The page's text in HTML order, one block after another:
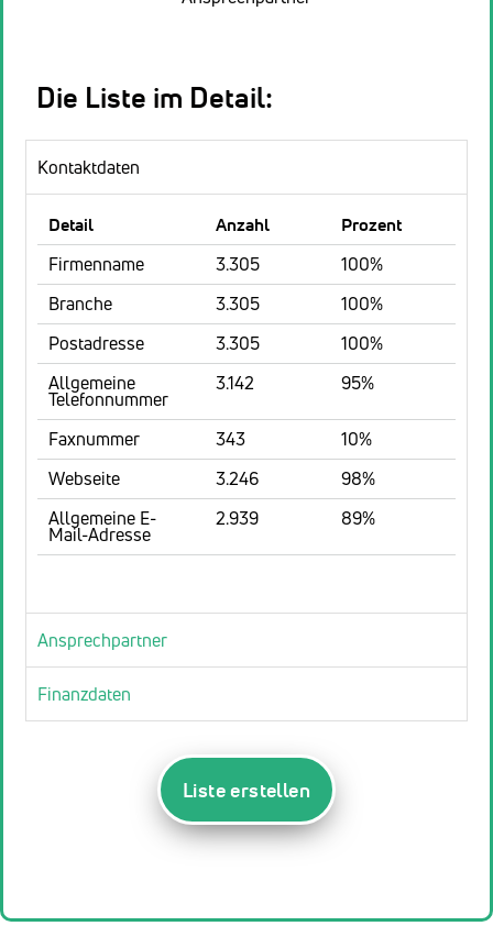
Die Liste im Detail:
Kontaktdaten
Detail Anzahl
Prozent
Firmenname
3.305
100%
Branche
3.305
100%
Postadresse
3.305
100%
Allgemeine
Telefonnummer
3.142 95%
Faxnummer 343
10%
Webseite
3.246
98%
Allgemeine E-
Mail-Adresse
2.939 89%
Ansprechpartner
Finanzdaten
Liste erstellen